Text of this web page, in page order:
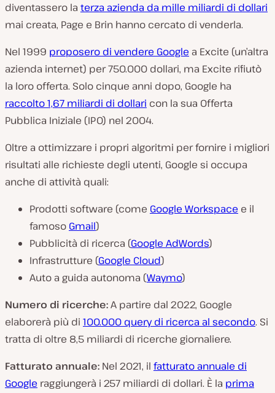
diventassero la terza azienda da mille miliardi di dollari
mai creata, Page e Brin hanno cercato di venderla.
Nel 1999 proposero di vendere Google a Excite (un’altra
azienda internet) per 750.000 dollari, ma Excite rifiutò
la loro offerta. Solo cinque anni dopo, Google ha
raccolto 1,67 miliardi di dollari con la sua Offerta
Pubblica Iniziale (IPO) nel 2004.
Oltre a ottimizzare i propri algoritmi per fornire i migliori
risultati alle richieste degli utenti, Google si occupa
anche di attività quali:
Prodotti software (come Google Workspace e il
famoso Gmail)
Pubblicità di ricerca (Google AdWords)
Infrastrutture (Google Cloud)
Auto a guida autonoma (Waymo)
Numero di ricerche:A partire dal 2022, Google
elaborerà più di 100.000 query di ricerca al secondo. Si
tratta di oltre 8,5 miliardi di ricerche giornaliere.
Fatturato annuale: Nel 2021, il fatturato annuale di
Google raggiungerà i 257 miliardi di dollari. È la prima